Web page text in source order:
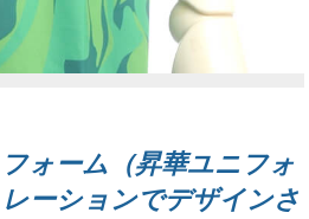
ォーム（昇華ユニフォ
ーションでデザインさ